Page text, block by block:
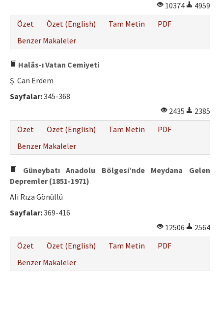
10374
4959
Özet
Özet (English) Tam Metin
PDF
Benzer Makaleler
Halâs-ı Vatan Cemiyeti
Ş. Can Erdem
Sayfalar:345-368
2435
2385
Özet
Özet (English) Tam Metin
PDF
Benzer Makaleler
Güneybatı Anadolu Bölgesi’nde Meydana Gelen
Depremler (1851-1971)
Ali Rıza Gönüllü
Sayfalar:369-416
12506
2564
Özet
Özet (English) Tam Metin
PDF
Benzer Makaleler